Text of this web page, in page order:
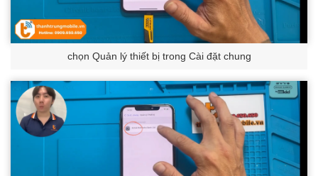
chọn Quản lý thiết bị trong Cài đặt chung